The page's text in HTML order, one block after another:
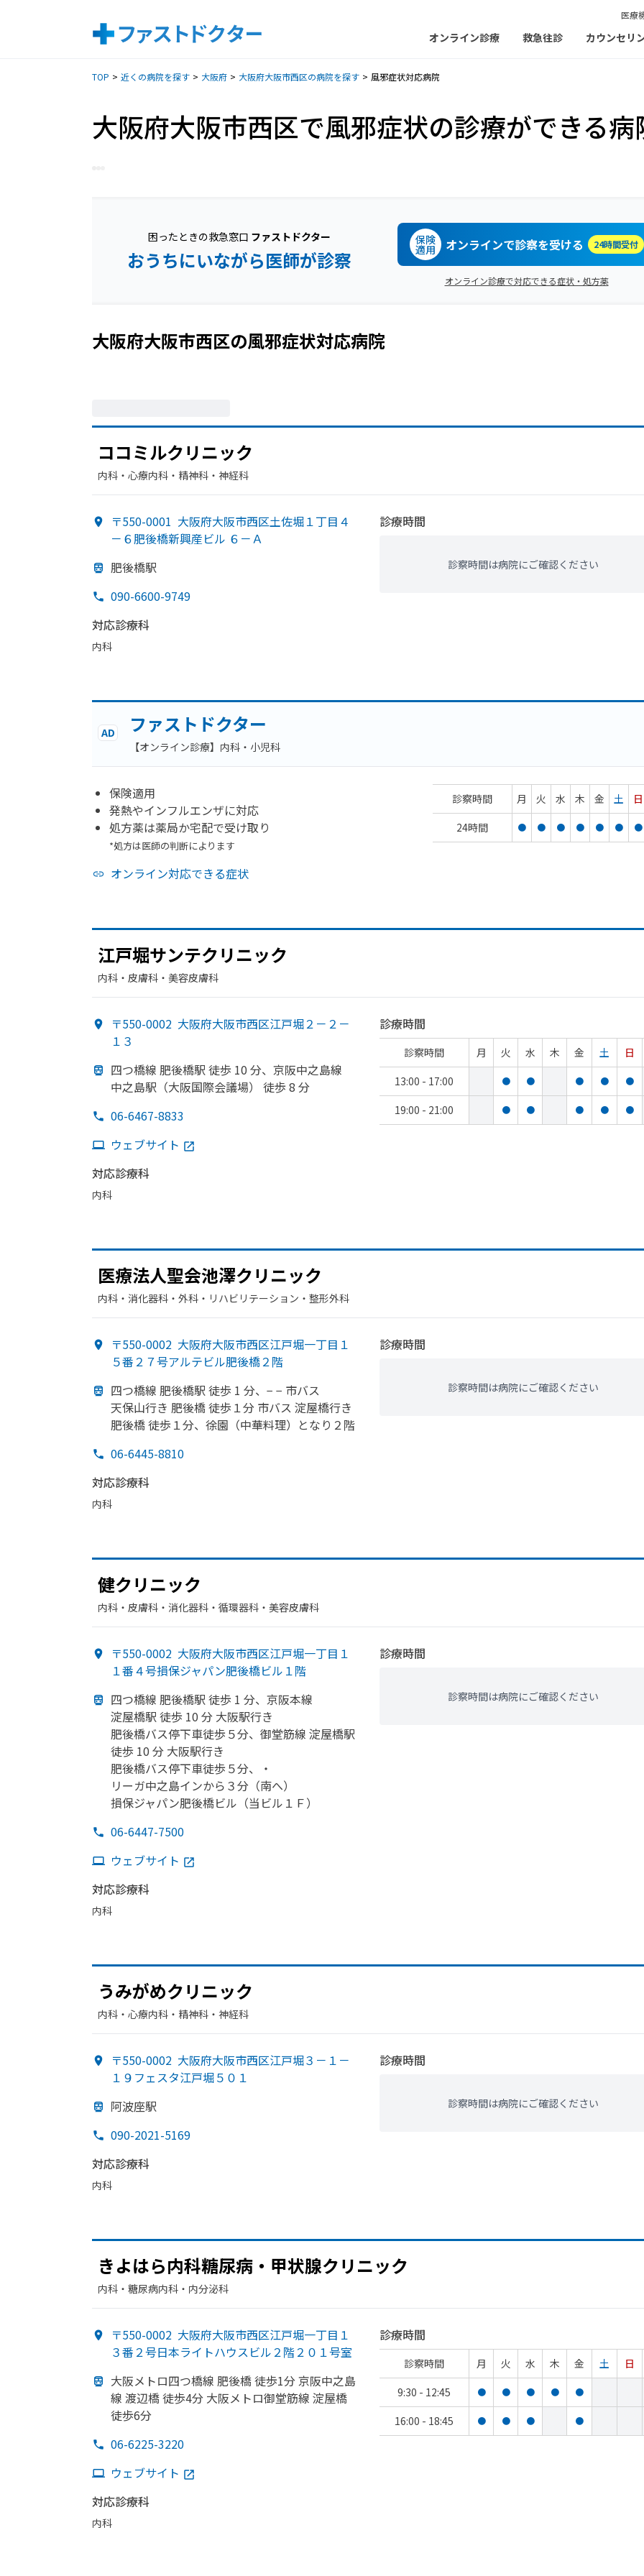
医療
オンライン診療 救急往診 カウンセリ
TOP 近くの病院を探す 大阪府 大阪府大阪市西区の病院を探す 風邪症状対応病院
大阪府大阪市西区で風邪症状の診療ができる病
困ったときの救急窓口 ファストドクター
おうちにいながら医師が診察
保険
適用 オンラインで診察を受ける 24時間受付
オンライン診療で対応できる症状・処方薬
大阪府大阪市西区の風邪症状対応病院
ココミルクリニック
内科・​心療内科・​精神科・神経科
〒550-0001 大阪府大阪市西区土佐堀１丁目４
－６肥後橋新興産ビル ６－Ａ
肥後橋駅
090-6600-9749
対応診療科
内科
診療時間
診察時間は病院にご確認ください
AD ファストドクター
【オンライン診療】内科・小児科
保険適用
発熱やインフルエンザに対応
処方薬は薬局か宅配で受け取り
*処方は医師の判断によります
オンライン対応できる症状
診察時間 月 火 水 木 金 土
日
24時間
● ● ● ● ● ● ●
江戸堀サンテクリニック
内科・​皮膚科・​美容皮膚科
〒550-0002 大阪府大阪市西区江戸堀２－２－
１３
四つ橋線 肥後橋駅 徒歩 10 分、 京阪中之島線
中之島駅 （大阪国際会議場）
徒歩 8 分
06-6467-8833
ウェブサイト
対応診療科
内科
診療時間
診察時間 月 火 水 木 金 土
日
13:00 - 17:00
● ● ● ● ●
19:00 - 21:00 ● ● ● ● ●
医療法人聖会池澤クリニック
内科・​消化器科・​外科・​リハビリテーション・​整形外科
〒550-0002 大阪府大阪市西区江戸堀一丁目１
５番２７号アルテビル肥後橋２階
四つ橋線 肥後橋駅 徒歩 1 分、 − − 市バス
天保山行き 肥後橋 徒歩１分 市バス 淀屋橋行き
肥後橋 徒歩１分、 徐園 （中華料理）となり２階
06-6445-8810
対応診療科
内科
診療時間
診察時間は病院にご確認ください
健クリニック
内科・​皮膚科・​消化器科・​循環器科・​美容皮膚科
〒550-0002 大阪府大阪市西区江戸堀一丁目１
１番４号損保ジャパン肥後橋ビル１階
四つ橋線 肥後橋駅 徒歩 1 分、 京阪本線
淀屋橋駅 徒歩 10 分 大阪駅行き
肥後橋バス停下車徒歩５分、 御堂筋線 淀屋橋駅
徒歩 10 分 大阪駅行き
肥後橋バス停下車徒歩５分、
・
リーガ中之島インから ３分 （南へ）
損保ジャパン肥後橋ビル （当ビル１Ｆ）
06-6447-7500
ウェブサイト
対応診療科
内科
診療時間
診察時間は病院にご確認ください
うみがめクリニック
内科・​心療内科・​精神科・神経科
〒550-0002 大阪府大阪市西区江戸堀３－１－
１９フェスタ江戸堀５０１
阿波座駅
090-2021-5169
対応診療科
内科
診療時間
診察時間は病院にご確認ください
きよはら内科糖尿病・甲状腺クリニック
内科・​糖尿病内科・​内分泌科
〒550-0002 大阪府大阪市西区江戸堀一丁目１
３番２号日本ライトハウスビル２階２０１号室
大阪メトロ四つ橋線 肥後橋 徒歩1分 京阪中之島
線 渡辺橋 徒歩4分 大阪メトロ御堂筋線 淀屋橋
徒歩6分
06-6225-3220
ウェブサイト
対応診療科
内科
診療時間
診察時間 月 火 水 木 金 土
日
9:30 - 12:45
● ● ● ● ●
16:00 - 18:45 ● ● ● ●